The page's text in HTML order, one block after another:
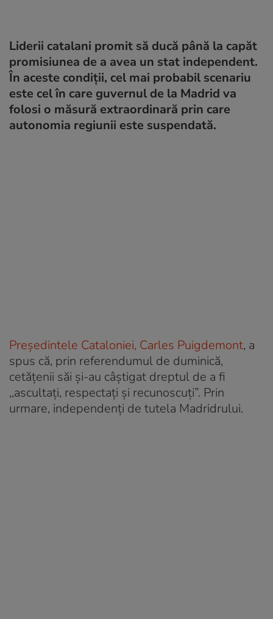
Liderii catalani promit să ducă până la capăt
promisiunea de a avea un stat independent.
În aceste condiții, cel mai probabil scenariu
este cel în care guvernul de la Madrid va
folosi o măsură extraordinară prin care
autonomia regiunii este suspendată.
Președintele Cataloniei, Carles Puigdemont, a
spus că, prin referendumul de duminică,
cetățenii săi și-au câștigat dreptul de a fi
,,ascultați, respectați și recunoscuți”. Prin
urmare, independenți de tutela Madridrului.